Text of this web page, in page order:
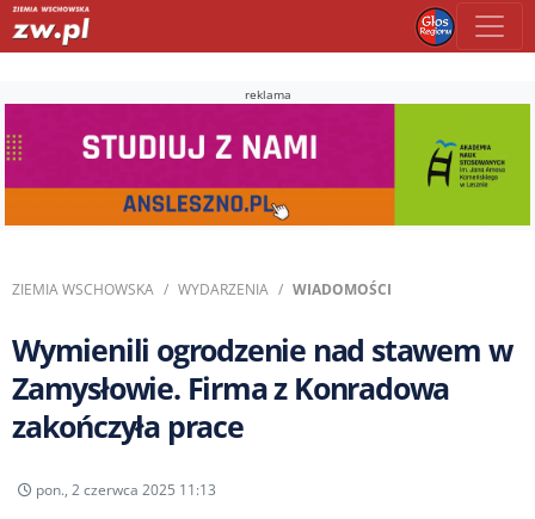
reklama
ZIEMIA WSCHOWSKA WYDARZENIA WIADOMOŚCI
Wymienili ogrodzenie nad stawem w
Zamysłowie. Firma z Konradowa
zakończyła prace
pon., 2 czerwca 2025 11:13